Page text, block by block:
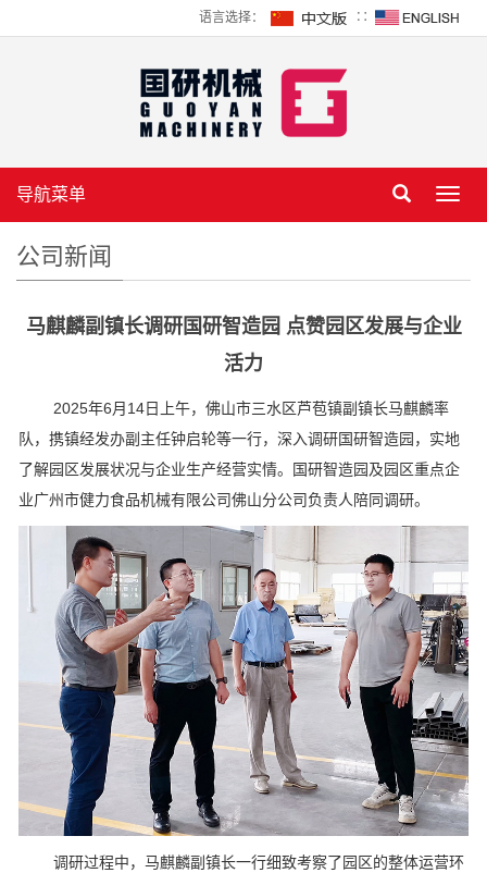
语言选择： ∷
导航菜单
公司新闻
马麒麟副镇长调研国研智造园 点赞园区发展与企业
活力
2025年6月14日上午，佛山市三水区芦苞镇副镇长马麒麟率
队，携镇经发办副主任钟启轮等一行，深入调研国研智造园，实地
了解园区发展状况与企业生产经营实情。国研智造园及园区重点企
业广州市健力食品机械有限公司佛山分公司负责人陪同调研。
调研过程中，马麒麟副镇长一行细致考察了园区的整体运营环